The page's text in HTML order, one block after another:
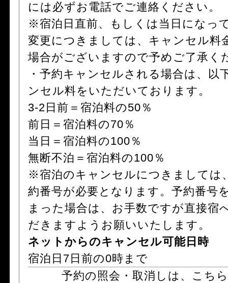
には必ずお電話でご連絡ください。
※宿泊日直前、もしくは当日になっ
変更につきましては、キャンセル料
場合がございますので予めご了承く
・予約キャンセルされる場合は、以
ンセル料をいただいております。
3-2日前＝宿泊料の50％
前日＝宿泊料の70％
当日＝宿泊料の100％
無断不泊＝宿泊料の100％
※宿泊のキャンセルにつきましては
約番号が必要となります。予約番号
まった場合は、お手数ですが直接宿
だきますようお願いいたします。
ネットからのキャンセル可能日時
宿泊日7日前の0時まで
予約の照会・取消しは、 こちら